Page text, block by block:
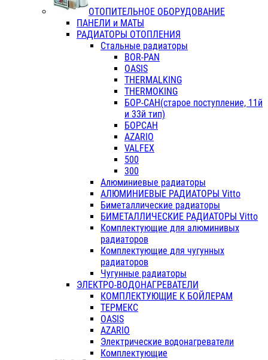
ОТОПИТЕЛЬНОЕ ОБОРУДОВАНИЕ
ПАНЕЛИ и МАТЫ
РАДИАТОРЫ ОТОПЛЕНИЯ
Стальные радиаторы
BOR-PAN
OASIS
THERMALKING
THERMOKING
БОР-САН(старое поступление, 11й
и 33й тип)
БОРСАН
AZARIO
VALFEX
500
300
Алюминиевые радиаторы
АЛЮМИНИЕВЫЕ РАДИАТОРЫ Vitto
Биметаллические радиаторы
БИМЕТАЛЛИЧЕСКИЕ РАДИАТОРЫ Vitto
Комплектующие для алюминивых
радиаторов
Комплектующие для чугунных
радиаторов
Чугунные радиаторы
ЭЛЕКТРО-ВОДОНАГРЕВАТЕЛИ
КОМПЛЕКТУЮЩИЕ К БОЙЛЕРАМ
ТЕРМЕКС
OASIS
AZARIO
Электрические водонагреватели
Комплектующие